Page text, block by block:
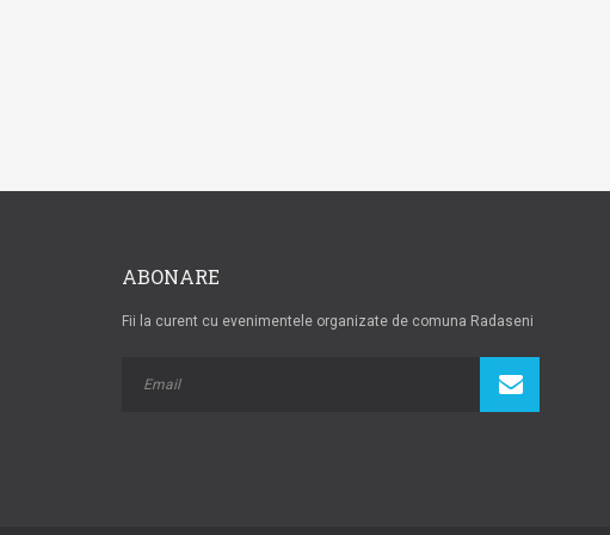
ABONARE
Fii la curent cu evenimentele organizate de comuna Radaseni